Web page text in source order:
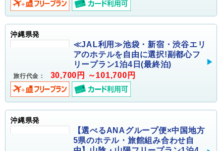
沖縄県発
≪JAL利用≫池袋・新宿・渋谷エリ
アのホテルを自由に選択!副都心フ
リープラン1泊4日(最終泊)
旅行代金： 30,700円 ～101,700円
沖縄県発
【選べるANAグループ便×中国地方
5県のホテル・旅館組み合わせ自